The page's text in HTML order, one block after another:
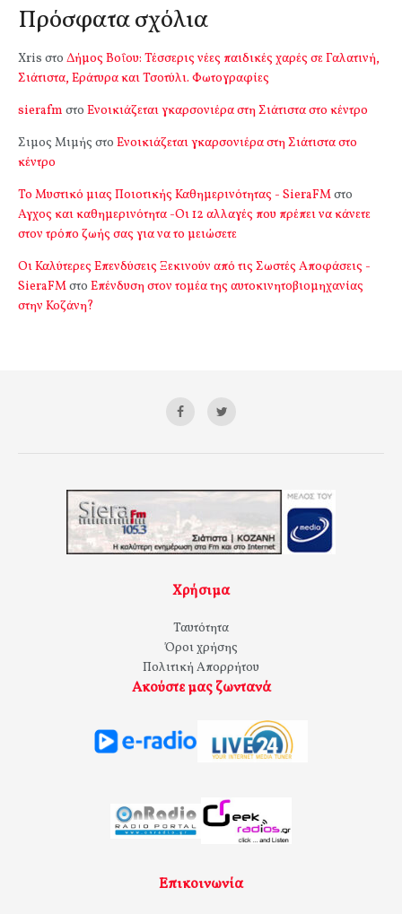
Πρόσφατα σχόλια
Xris στο Δήμος Βοΐου: Τέσσερις νέες παιδικές χαρές σε Γαλατινή,
Σιάτιστα, Εράτυρα και Τσοτύλι. Φωτογραφίες
sierafm στο Ενοικιάζεται γκαρσονιέρα στη Σιάτιστα στο κέντρο
Σιμος Μιμής στο Ενοικιάζεται γκαρσονιέρα στη Σιάτιστα στο
κέντρο
Το Μυστικό μιας Ποιοτικής Καθημερινότητας - SieraFMστο
Αγχος και καθημερινότητα -Οι 12 αλλαγές που πρέπει να κάνετε
στον τρόπο ζωής σας για να το μειώσετε
Οι Καλύτερες Επενδύσεις Ξεκινούν από τις Σωστές Αποφάσεις -
SieraFMστο Επένδυση στον τομέα της αυτοκινητοβιομηχανίας
στην Κοζάνη?
Χρήσιμα
Ταυτότητα
Όροι χρήσης
Πολιτική Απορρήτου
Ακούστε μας ζωντανά
Επικοινωνία